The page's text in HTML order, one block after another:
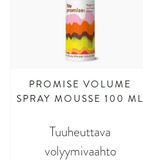
PROMISE VOLUME
SPRAY MOUSSE 100 ML
Tuuheuttava
volyymivaahto